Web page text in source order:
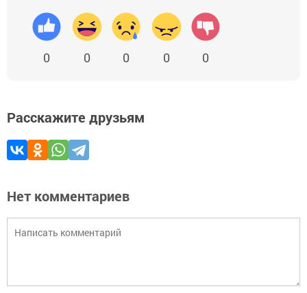
0 0 0 0 0
Расскажите друзьям
Нет комментариев